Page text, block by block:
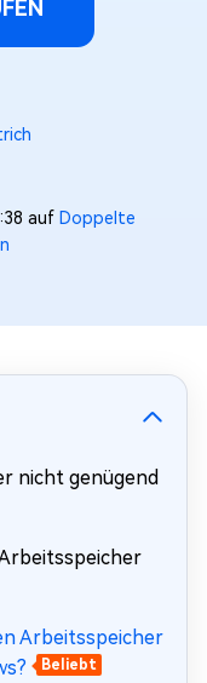
auf Doppelte
nicht genügend
Arbeitsspeicher
Beliebt